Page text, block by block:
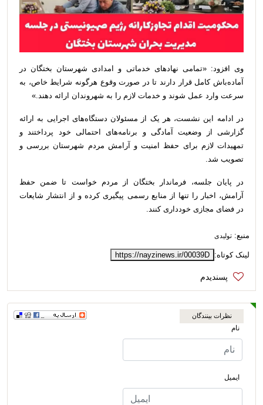
وی افزود: «تمامی نهادهای خدماتی و امدادی شهرستان بختگان در
آماده‌باش کامل قرار دارند تا در صورت وقوع هرگونه شرایط خاص، به
سرعت وارد عمل شوند و خدمات لازم را به شهروندان ارائه دهند.»
در ادامه این نشست، هر یک از مسئولان دستگاه‌های اجرایی به ارائه
گزارشی از وضعیت آمادگی و برنامه‌های احتمالی خود پرداختند و
تمهیدات لازم برای حفظ امنیت و آرامش مردم شهرستان بررسی و
تصویب شد.
در پایان جلسه، فرماندار بختگان از مردم خواست تا ضمن حفظ
آرامش، اخبار را تنها از منابع رسمی پیگیری کرده و از انتشار شایعات
در فضای مجازی خودداری کنند.
منبع: تولیدی
لینک کوتاه: https://nayzinews.ir/00039D
نظرات بینندگان
نام
ایمیل